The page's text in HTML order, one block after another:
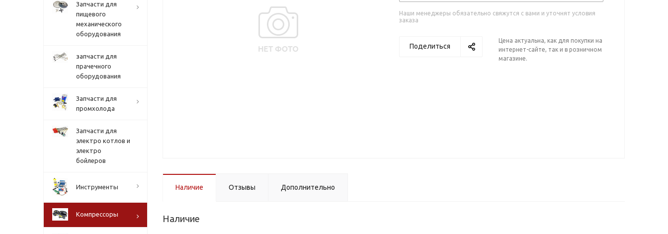
Наши менеджеры обязательно свяжутся с вами и уточнят условия
заказа
Поделиться
Цена актуальна, как для покупки на
интернет-сайте, так и в розничном
магазине.
Наличие Отзывы Дополнительно
Наличие
Запчасти для
пищевого
механического
оборудования
запчасти для
прачечного
оборудования
Запчасти для
промхолода
Запчасти для
электро котлов и
электро
бойлеров
Инструменты
Компрессоры